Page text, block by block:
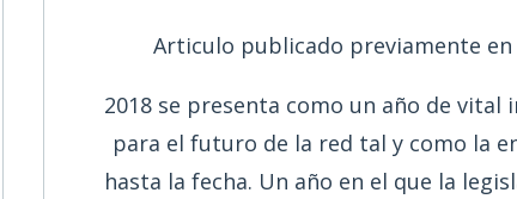
Articulo publicado previamente en
2018 se presenta como un año de vital
para el futuro de la red tal y como la
hasta la fecha. Un año en el que la